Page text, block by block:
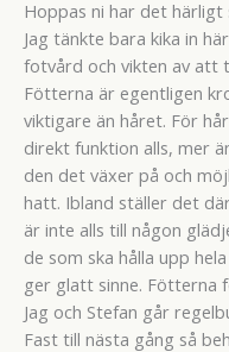
Hoppas ni har det härligt
Jag tänkte bara kika in
fotvård och vikten av att
Fötterna är egentligen
viktigare än håret. För
direkt funktion alls, mer
den det växer på och
hatt. Ibland ställer det
är inte alls till någon
de som ska hålla upp
ger glatt sinne. Fötterna
Jag och Stefan går
Fast till nästa gång så